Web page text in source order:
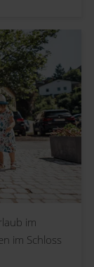
im
im Schloss